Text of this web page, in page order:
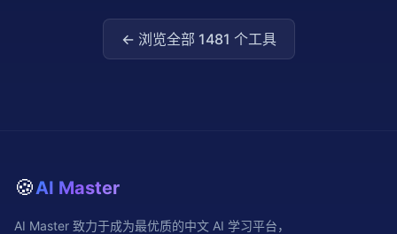
← 浏览全部 1481 个工具
🍪AI Master
AI Master 致力于成为最优质的中文 AI 学习平台，